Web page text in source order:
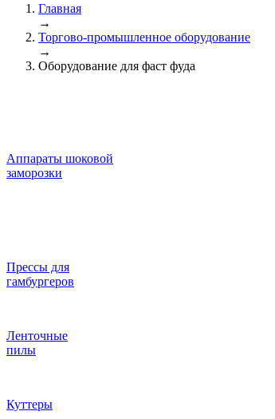
Главная
→
Торгово-промышленное оборудование
→
Оборудование для фаст фуда
Аппараты шоковой
заморозки
Прессы для
гамбургеров
Ленточные
пилы
Куттеры